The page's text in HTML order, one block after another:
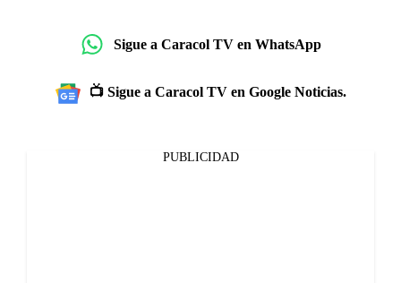
Sigue a Caracol TV en WhatsApp
📺 Sigue a Caracol TV en Google Noticias.
PUBLICIDAD